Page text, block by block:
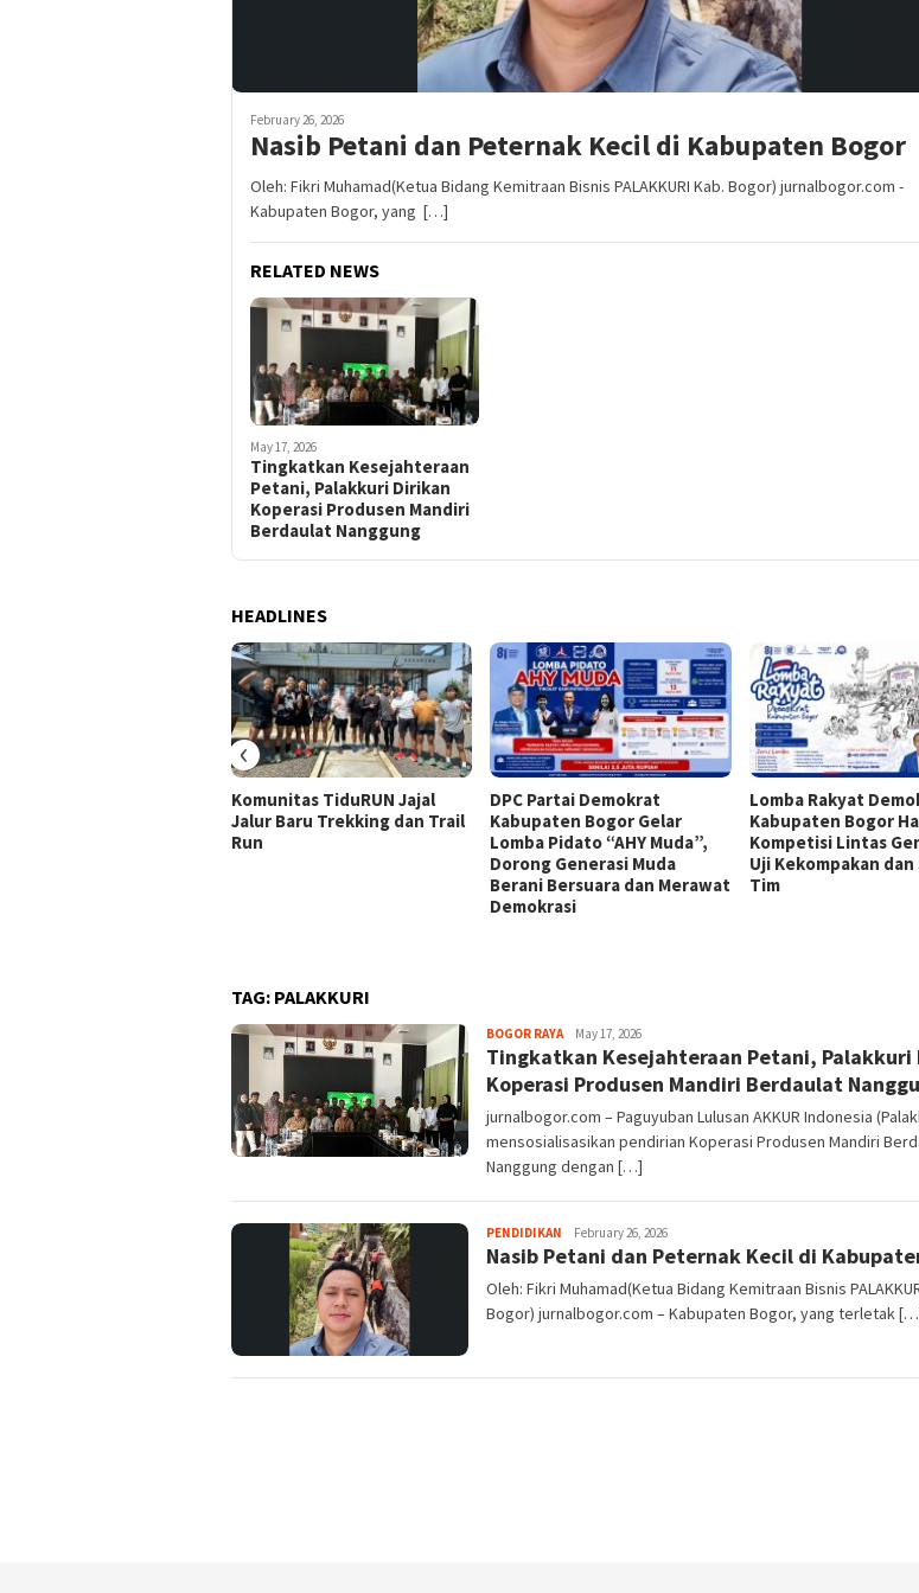
February 26, 2026
Nasib Petani dan Peternak Kecil di Kabupaten Bogor
Oleh: Fikri Muhamad(Ketua Bidang Kemitraan Bisnis PALAKKURI Kab. Bogor) jurnalbogor.com -
Kabupaten Bogor, yang […]
RELATED NEWS
May 17, 2026
Tingkatkan Kesejahteraan
Petani, Palakkuri Dirikan
Koperasi Produsen Mandiri
Berdaulat Nanggung
HEADLINES
Komunitas TiduRUN Jajal
Jalur Baru Trekking dan Trail
Run
DPC Partai Demokrat
Kabupaten Bogor Gelar
Lomba Pidato “AHY Muda”,
Dorong Generasi Muda
Berani Bersuara dan Merawat
Demokrasi
Lomba Rakyat
Kabupaten Bogor
Kompetisi Lintas
Uji Kekompakan
Tim
‹
TAG: PALAKKURI
BOGOR RAYASayyev
May 17, 2026
Tingkatkan Kesejahteraan Petani, Palakkuri
Koperasi Produsen Mandiri Berdaulat
jurnalbogor.com – ‎‎Paguyuban Lulusan AKKUR Indonesia
mensosialisasikan pendirian Koperasi Produsen Mandiri
Nanggung dengan […]
PENDIDIKAN Sayyev
February 26, 2026
Nasib Petani dan Peternak Kecil di
Oleh: Fikri Muhamad(Ketua Bidang Kemitraan Bisnis
Bogor) jurnalbogor.com – Kabupaten Bogor, yang terletak